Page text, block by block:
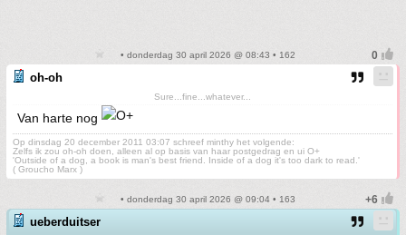
• donderdag 30 april 2026 @ 08:43 • 162
oh-oh
Sure...fine...whatever...
Van harte nog
Op dinsdag 20 december 2011 03:07 schreef minthy het volgende:
Zelfs ik zou oh-oh doen, alleen al op basis van haar postgedrag en ui O+
'Outside of a dog, a book is man's best friend. Inside of a dog it's too dark to read.'
( Groucho Marx )
• donderdag 30 april 2026 @ 09:04 • 163
ueberduitser